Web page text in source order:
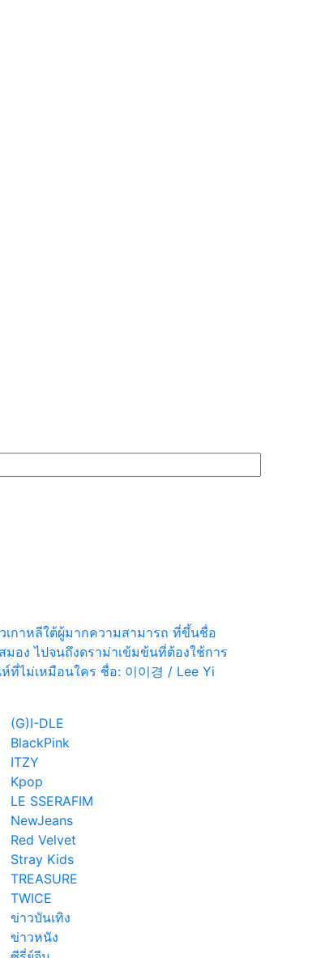
เกาหลีใต้ผู้มากความสามารถ ที่ขึ้นชื่อ
อง ไปจนถึงดราม่าเข้มข้นที่ต้องใช้การ
ที่ไม่เหมือนใคร ชื่อ: 이이경 / Lee Yi
(G)I-DLE
BlackPink
ITZY
Kpop
LE SSERAFIM
NewJeans
Red Velvet
Stray Kids
TREASURE
TWICE
ข่าวบันเทิง
ข่าวหนัง